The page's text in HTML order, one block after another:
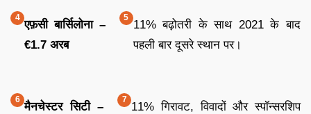
एफ़सी बार्सिलोना –
€1.7 अरब
11% बढ़ोतरी के साथ 2021 के बाद
पहली बार दूसरे स्थान पर।
मैनचेस्टर सिटी –
11% गिरावट, विवादों और स्पॉन्सरशिप